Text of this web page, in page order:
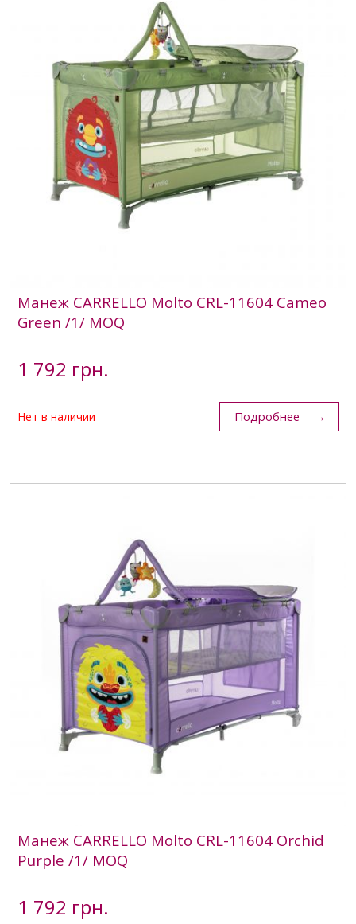
Манеж CARRELLO Molto CRL-11604 Cameo
Green /1/ MOQ
1 792 грн.
Нет в наличии Подробнее
Манеж CARRELLO Molto CRL-11604 Orchid
Purple /1/ MOQ
1 792 грн.